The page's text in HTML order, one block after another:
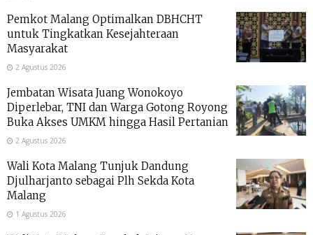
Pemkot Malang Optimalkan DBHCHT
untuk Tingkatkan Kesejahteraan
Masyarakat
2 Agustus 2026
Jembatan Wisata Juang Wonokoyo
Diperlebar, TNI dan Warga Gotong Royong
Buka Akses UMKM hingga Hasil Pertanian
2 Agustus 2026
Wali Kota Malang Tunjuk Dandung
Djulharjanto sebagai Plh Sekda Kota
Malang
1 Agustus 2026